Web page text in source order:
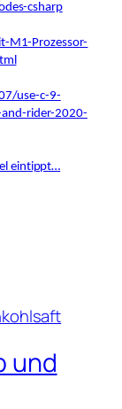
csharp
M1-Prozessor-
use-c-9-
rider-2020-
eintippt…
und